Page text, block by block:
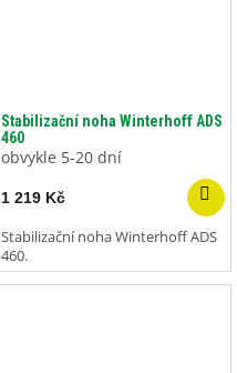
Stabilizační noha Winterhoff ADS
460
obvykle 5-20 dní
1 219 Kč
Stabilizační noha Winterhoff ADS
460.